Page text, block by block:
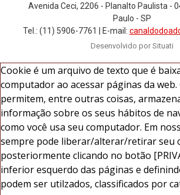
Avenida Ceci, 2206 - Planalto Paulista -
Paulo - SP
Tel.: (11) 5906-7761 | E-mail:
Desenvolvido por Situati
Cookie é um arquivo de texto que é
computador ao acessar páginas da web.
permitem, entre outras coisas,
informação sobre os seus hábitos de
como você usa seu computador. Em
sempre pode liberar/alterar/retirar seu
posteriormente clicando no botão
inferior esquerdo das páginas e
podem ser utilzados, classificados por